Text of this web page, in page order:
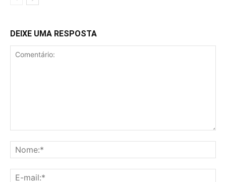
DEIXE UMA RESPOSTA